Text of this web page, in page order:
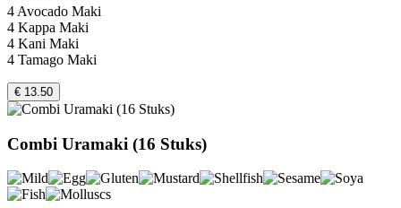
4 Avocado Maki
4 Kappa Maki
4 Kani Maki
4 Tamago Maki
€ 13.50
Combi Uramaki (16 Stuks)